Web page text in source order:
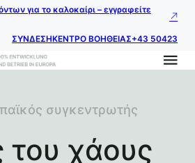
για το καλοκαίρι – εγγραφείτε
ΣΥΝΔΕΣΗΚΕΝΤΡΟ ΒΟΗΘΕΙΑΣ+43 50423
του χάους
συγκεντρωτής